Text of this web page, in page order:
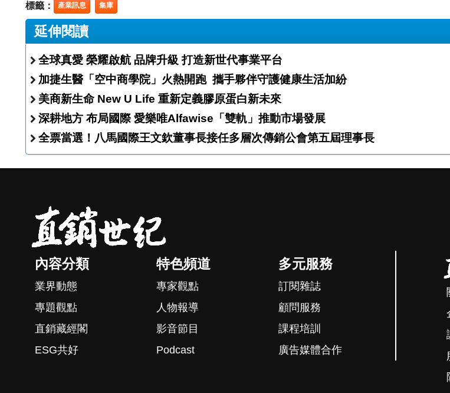
標籤： 產業訊息 集庫
延伸閱讀
全球真愛 榮耀啟航 品牌升級 打造新世代事業平台
加捷生醫「空中商學院」火熱開跑 攜手夥伴守護健康生活加紛
美商新生命 New U Life 重新定義膠原蛋白新未來
深耕地方 布局國際 愛樂唯Alfawise「雙軌」推動市場發展
全票當選！八馬國際王文欽董事長接任多層次傳銷公會第五屆理事長
內容分類
業界動態
專題觀點
直銷藏經閣
ESG共好
特色頻道
專家觀點
人物報導
影音節目
Podcast
多元服務
訂閱雜誌
顧問服務
課程培訓
廣告媒體合作